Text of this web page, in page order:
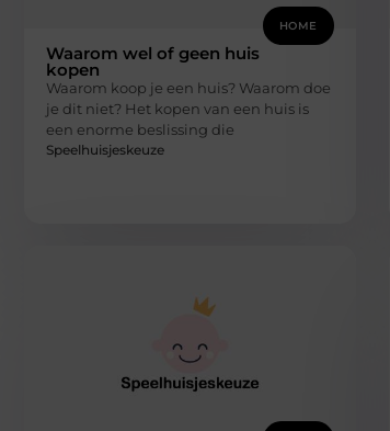
HOME
Waarom wel of geen huis
kopen
Waarom koop je een huis? Waarom doe
je dit niet? Het kopen van een huis is
een enorme beslissing die
Speelhuisjeskeuze